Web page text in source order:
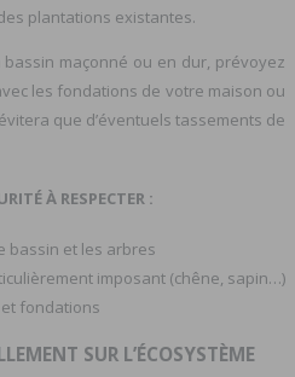
plantations existantes.
maçonné ou en dur, prévoyez
les fondations de votre maison ou
que d’éventuels tassements de
À RESPECTER :
bassin et les arbres
imposant (chêne, sapin…)
et fondations
SUR L’ÉCOSYSTÈME